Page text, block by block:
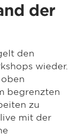
der
den
wieder.
begrenzten
zu
mit der